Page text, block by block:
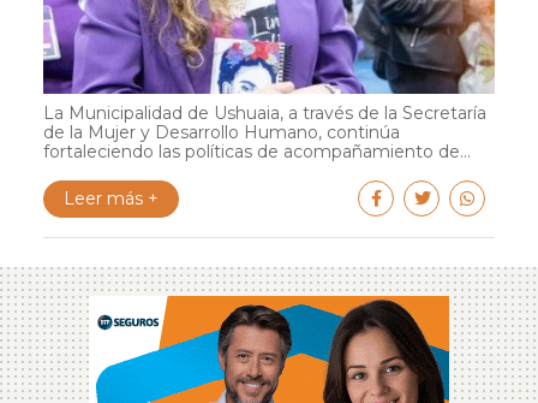
La Municipalidad de Ushuaia, a través de la Secretaría
de la Mujer y Desarrollo Humano, continúa
fortaleciendo las políticas de acompañamiento de...
Leer más +